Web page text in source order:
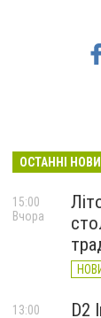
ОСТАННІ
15:00
Вчора
D2
13:00